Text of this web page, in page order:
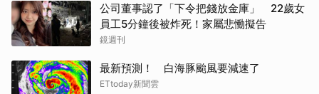
公司董事認了「下令把錢放金庫」 22歲女
員工5分鐘後被炸死！家屬悲慟擬告
鏡週刊
最新預測！ 白海豚颱風要減速了
ETtoday新聞雲